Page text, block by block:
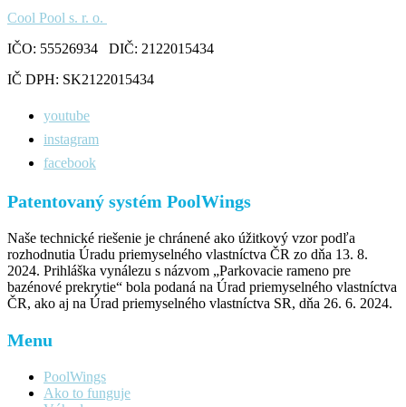
Cool Pool s. r. o.
IČO: 55526934 DIČ: 2122015434
IČ DPH: SK2122015434
youtube
instagram
facebook
Patentovaný systém PoolWings
Naše technické riešenie je chránené ako úžitkový vzor podľa
rozhodnutia Úradu priemyselného vlastníctva ČR zo dňa 13. 8.
2024. Prihláška vynálezu s názvom „Parkovacie rameno pre
bazénové prekrytie“ bola podaná na Úrad priemyselného vlastníctva
ČR, ako aj na Úrad priemyselného vlastníctva SR, dňa 26. 6. 2024.
Menu
PoolWings
Ako to funguje